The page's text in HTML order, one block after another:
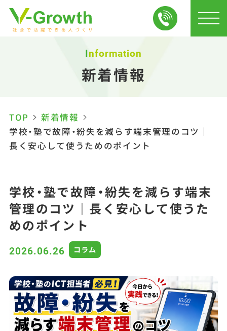
Information
新着情報
TOP
新着情報
学校・塾で故障・紛失を減らす端末管理のコツ｜
長く安心して使うためのポイント
学校・塾で故障・紛失を減らす端末
管理のコツ｜長く安心して使うた
めのポイント
2026.06.26 コラム